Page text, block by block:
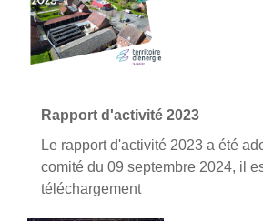
Rapport d'activité 2023
Le rapport d'activité 2023 a été
comité du 09 septembre 2024, il
téléchargement